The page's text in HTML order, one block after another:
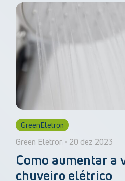
GreenEletron
Green Eletron • 20 dez 2023
Como aumentar a
chuveiro elétrico